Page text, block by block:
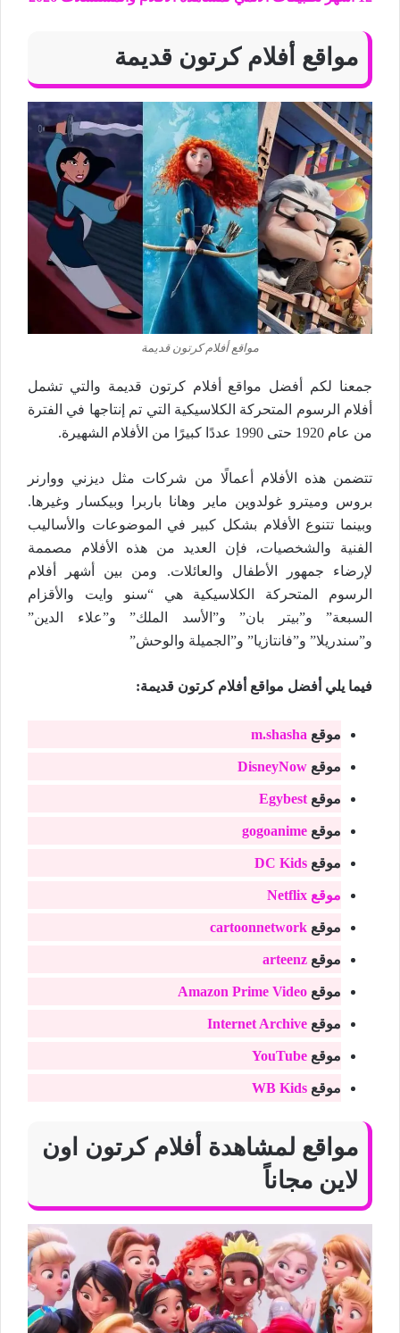
مواقع أفلام كرتون قديمة
مواقع أفلام كرتون قديمة
جمعنا لكم أفضل مواقع أفلام كرتون قديمة والتي تشمل
أفلام الرسوم المتحركة الكلاسيكية التي تم إنتاجها في الفترة
من عام 1920 حتى 1990 عددًا كبيرًا من الأفلام الشهيرة.
تتضمن هذه الأفلام أعمالًا من شركات مثل ديزني ووارنر
بروس وميترو غولدوين ماير وهانا باربرا وبيكسار وغيرها.
وبينما تتنوع الأفلام بشكل كبير في الموضوعات والأساليب
الفنية والشخصيات، فإن العديد من هذه الأفلام مصممة
لإرضاء جمهور الأطفال والعائلات. ومن بين أشهر أفلام
الرسوم المتحركة الكلاسيكية هي “سنو وايت والأقزام
السبعة” و”بيتر بان” و”الأسد الملك” و”علاء الدين”
و”سندريلا” و”فانتازيا” و”الجميلة والوحش”
فيما يلي أفضل مواقع أفلام كرتون قديمة:
موقع m.shasha
موقع DisneyNow
موقع Egybest
موقع gogoanime
موقع DC Kids
موقع Netflix
موقع cartoonnetwork
موقع arteenz
موقع Amazon Prime Video
موقع Internet Archive
موقع YouTube
موقع WB Kids
مواقع لمشاهدة أفلام كرتون اون
لاين مجاناً